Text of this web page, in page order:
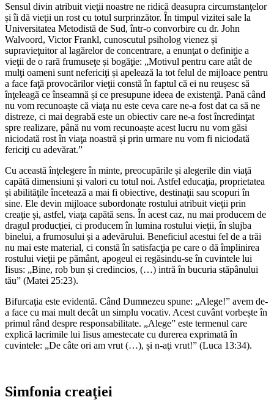
Sensul divin atribuit vieţii noastre ne ridică deasupra circumstanţelor
și îi dă vieţii un rost cu totul surprinzător. În timpul vizitei sale la
Universitatea Metodistă de Sud, într-o convorbire cu dr. John
Walvoord, Victor Frankl, cunoscutul psiholog vienez și
supravieţuitor al lagărelor de concentrare, a enunţat o definiţie a
vieţii de o rară frumuseţe și bogăţie: „Motivul pentru care atât de
mulţi oameni sunt nefericiţi și apelează la tot felul de mijloace pentru
a face faţă provocărilor vieţii constă în faptul că ei nu reușesc să
înţeleagă ce înseamnă și ce presupune ideea de existenţă. Pană când
nu vom recunoaște că viaţa nu este ceva care ne-a fost dat ca să ne
distreze, ci mai degrabă este un obiectiv care ne-a fost încredinţat
spre realizare, până nu vom recunoaște acest lucru nu vom găsi
niciodată rost în viaţa noastră și prin urmare nu vom fi niciodată
fericiţi cu adevărat.”
Cu această înţelegere în minte, preocupările și alegerile din viaţă
capătă dimensiuni și valori cu totul noi. Astfel educaţia, proprietatea
și abilităţile încetează a mai fi obiective, destinaţii sau scopuri în
sine. Ele devin mijloace subordonate rostului atribuit vieţii prin
creaţie și, astfel, viaţa capătă sens. În acest caz, nu mai producem de
dragul producţiei, ci producem în lumina rostului vieţii, în slujba
binelui, a frumosului și a adevărului. Beneficiul acestui fel de a trăi
nu mai este material, ci constă în satisfacţia pe care o dă împlinirea
rostului vieţii pe pământ, apogeul ei regăsindu-se în cuvintele lui
Iisus: „Bine, rob bun și credincios, (…) intră în bucuria stăpânului
tău” (Matei 25:23).
Bifurcaţia este evidentă. Când Dumnezeu spune: „Alege!” avem de-
a face cu mai mult decât un simplu vocativ. Acest cuvânt vorbește în
primul rând despre responsabilitate. „Alege” este termenul care
explică lacrimile lui Iisus amestecate cu durerea exprimată în
cuvintele: „De câte ori am vrut (…), și n-aţi vrut!” (Luca 13:34).
Simfonia creaţiei